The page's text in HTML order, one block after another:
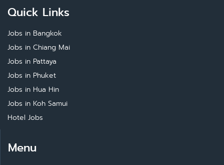
Quick Links
Jobs in Bangkok
Jobs in Chiang Mai
Jobs in Pattaya
Jobs in Phuket
Jobs in Hua Hin
Jobs in Koh Samui
Hotel Jobs
Menu